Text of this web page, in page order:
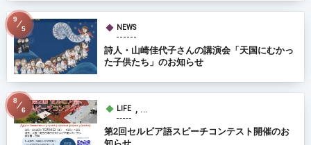
NEWS
詩人・山崎佳代子さんの講演会「天国にむかっ
た子供たち」のお知らせ
9
5
LIFE , …
第2回セルビア語スピーチコンテスト開催のお
8
6